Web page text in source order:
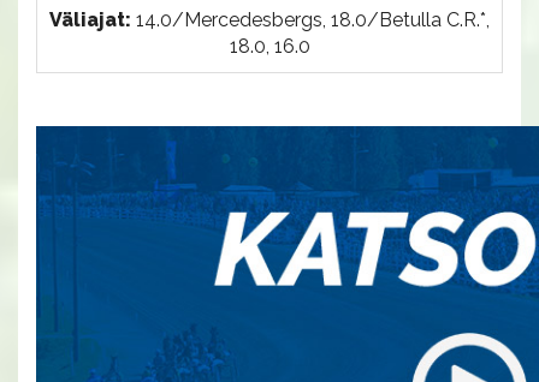
Väliajat: 14.0/Mercedesbergs, 18.0/Betulla C.R.*,
18.0, 16.0